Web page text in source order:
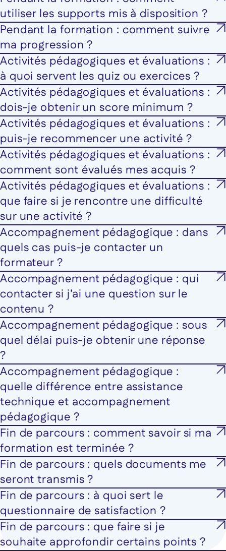
utiliser les supports mis à disposition ?
Pendant la formation : comment suivre
ma progression ?
Activités pédagogiques et évaluations :
à quoi servent les quiz ou exercices ?
Activités pédagogiques et évaluations :
dois-je obtenir un score minimum ?
Activités pédagogiques et évaluations :
puis-je recommencer une activité ?
Activités pédagogiques et évaluations :
comment sont évalués mes acquis ?
Activités pédagogiques et évaluations :
que faire si je rencontre une difficulté
sur une activité ?
Accompagnement pédagogique : dans
quels cas puis-je contacter un
formateur ?
Accompagnement pédagogique : qui
contacter si j’ai une question sur le
contenu ?
Accompagnement pédagogique : sous
quel délai puis-je obtenir une réponse
?
Accompagnement pédagogique :
quelle différence entre assistance
technique et accompagnement
pédagogique ?
Fin de parcours : comment savoir si ma
formation est terminée ?
Fin de parcours : quels documents me
seront transmis ?
Fin de parcours : à quoi sert le
questionnaire de satisfaction ?
Fin de parcours : que faire si je
souhaite approfondir certains points ?